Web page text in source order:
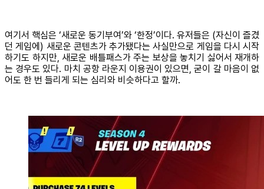
여기서 핵심은 ‘새로운 동기부여’와 ‘한정’이다. 유저들은 (자신이 즐겼
던 게임에) 새로운 콘텐츠가 추가됐다는 사실만으로 게임을 다시 시작
하기도 하지만, 새로운 배틀패스가 주는 보상을 놓치기 싫어서 재개하
는 경우도 있다. 마치 공항 라운지 이용권이 있으면, 굳이 갈 마음이 없
어도 한 번 들리게 되는 심리와 비슷하다고 할까.